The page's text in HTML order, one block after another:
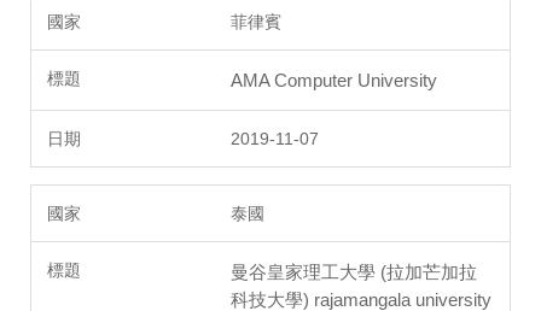
菲律賓
AMA Computer University
2019-11-07
泰國
曼谷皇家理工大學 (拉加芒加拉
科技大學) rajamangala university